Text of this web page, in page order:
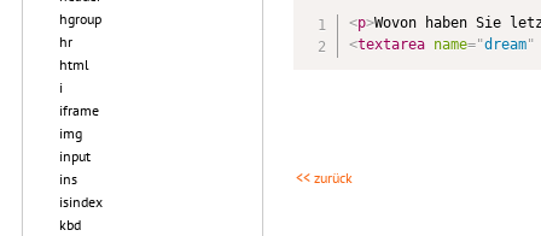
hgroup
hr
html
i
iframe
img
input
ins
isindex
kbd
<p>Wovon haben Sie
<textarea name="dream"
<< zurück